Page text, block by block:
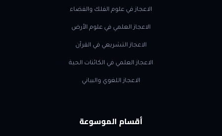
الاعجاز في علوم الفلك والفضاء
الاعجاز العلمي في علوم الأرض
الاعجاز التشريعي في القرآن
الاعجاز العلمي في الكائنات الحية
الاعجاز اللغوي والبياني
أقسام الموسوعة